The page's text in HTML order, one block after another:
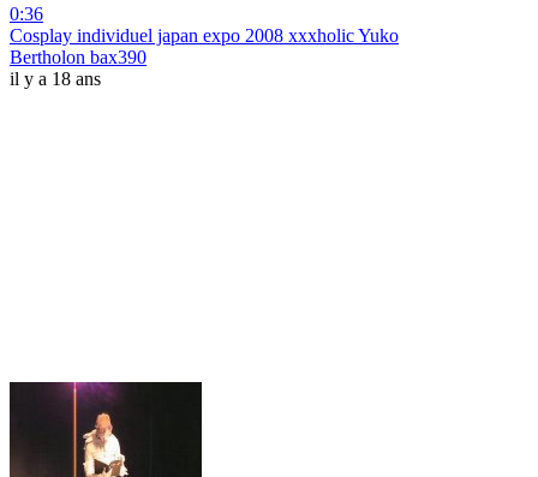
0:36
Cosplay individuel japan expo 2008 xxxholic Yuko
Bertholon bax390
il y a 18 ans